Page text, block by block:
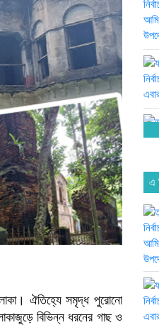
ঐতিহ্যে সমৃদ্ধ পুরোনো
বিভিন্ন ধরনের গাছ ও
এ